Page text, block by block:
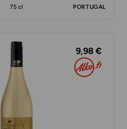
75 cl PORTUGAL
9,98 €